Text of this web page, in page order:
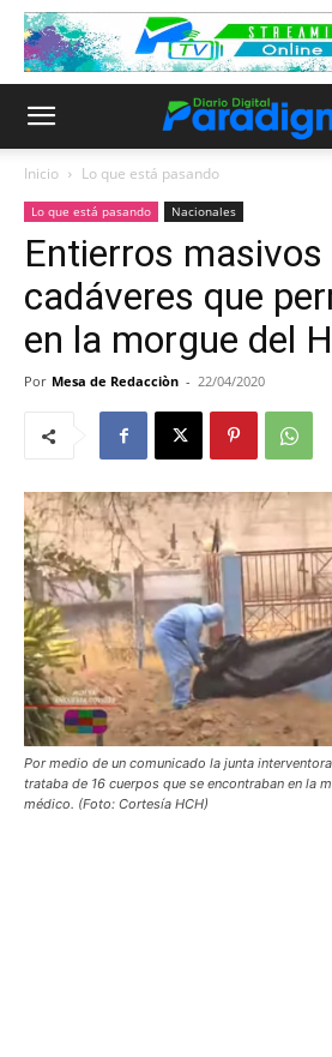
Inicio Lo que está pasando
Lo que está pasando Nacionales
Entierros masivos
cadáveres que
en la morgue del
Por Mesa de Redacciòn - 22/04/2020
Por medio de un comunicado la junta
trataba de 16 cuerpos que se encontraban en la
médico. (Foto: Cortesía HCH)